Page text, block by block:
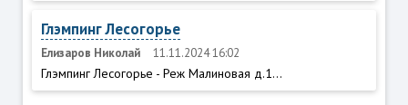
Глэмпинг Лесогорье
Елизаров Николай 11.11.2024 16:02
Глэмпинг Лесогорье - Реж Малиновая д.1...